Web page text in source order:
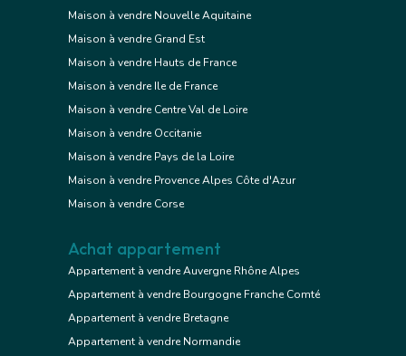
Maison à vendre Nouvelle Aquitaine
Maison à vendre Grand Est
Maison à vendre Hauts de France
Maison à vendre Ile de France
Maison à vendre Centre Val de Loire
Maison à vendre Occitanie
Maison à vendre Pays de la Loire
Maison à vendre Provence Alpes Côte d'Azur
Maison à vendre Corse
Achat appartement
Appartement à vendre Auvergne Rhône Alpes
Appartement à vendre Bourgogne Franche Comté
Appartement à vendre Bretagne
Appartement à vendre Normandie